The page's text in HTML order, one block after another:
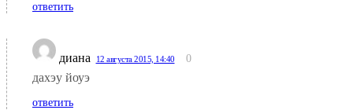
ответить
диана 12 августа 2015, 14:40 0
дахэу йоуэ
ответить